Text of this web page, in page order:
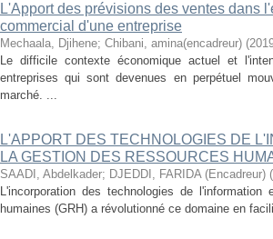
L'Apport des prévisions des ventes dans
commercial d'une entreprise
Mechaala, Djihene; Chibani, amina(encadreur) (
Le difficile contexte économique actuel et
entreprises qui sont devenues en perpétuel
marché. ...
L'APPORT DES TECHNOLOGIES DE
LA GESTION DES RESSOURCES
SAADI, Abdelkader; DJEDDI, FARIDA (Encadreur) (
L'incorporation des technologies de
humaines (GRH) a révolutionné ce domaine en